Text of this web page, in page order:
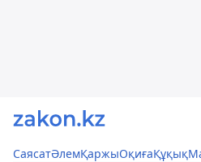
СаясатӘлемҚаржыОқиғаҚұқық